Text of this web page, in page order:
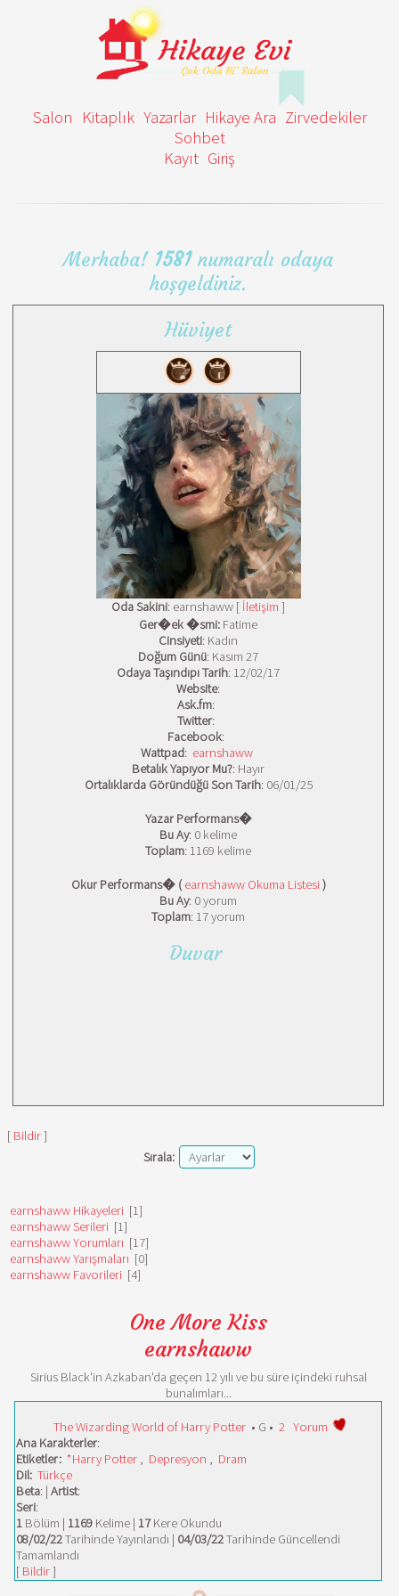
Salon Kitaplık Yazarlar Hikaye Ara Zirvedekiler
Sohbet
Kayıt Giriş
Merhaba! 1581numaralı odaya
hoşgeldiniz.
Hüviyet
Oda Sakini: earnshaww [ İletişim ]
Ger�ek �smi: Fatime
Cinsiyeti: Kadın
Doğum Günü: Kasım 27
Odaya Taşındıpı Tarih: 12/02/17
Website:
Ask.fm:
Twitter:
Facebook:
Wattpad: earnshaww
Betalık Yapıyor Mu?: Hayır
Ortalıklarda Göründüğü Son Tarih: 06/01/25
Yazar Performans�
Bu Ay: 0 kelime
Toplam: 1169 kelime
Okur Performans� ( earnshaww Okuma Listesi)
Bu Ay: 0 yorum
Toplam: 17 yorum
Duvar
[ Bildir]
Sırala:
earnshaww Hikayeleri [1]
earnshaww Serileri [1]
earnshaww Yorumları [17]
earnshaww Yarışmaları [0]
earnshaww Favorileri [4]
One More Kiss
earnshaww
Sirius Black'in Azkaban'da geçen 12 yılı ve bu süre içindeki ruhsal
bunalımları...
The Wizarding World of Harry Potter • G • 2 Yorum
Ana Karakterler:
Etiketler: *Harry Potter , Depresyon , Dram
Dil: Türkçe
Beta: | Artist:
Seri:
1 Bölüm | 1169 Kelime | 17Kere Okundu
08/02/22Tarihinde Yayınlandı | 04/03/22Tarihinde Güncellendi
Tamamlandı
[ Bildir]